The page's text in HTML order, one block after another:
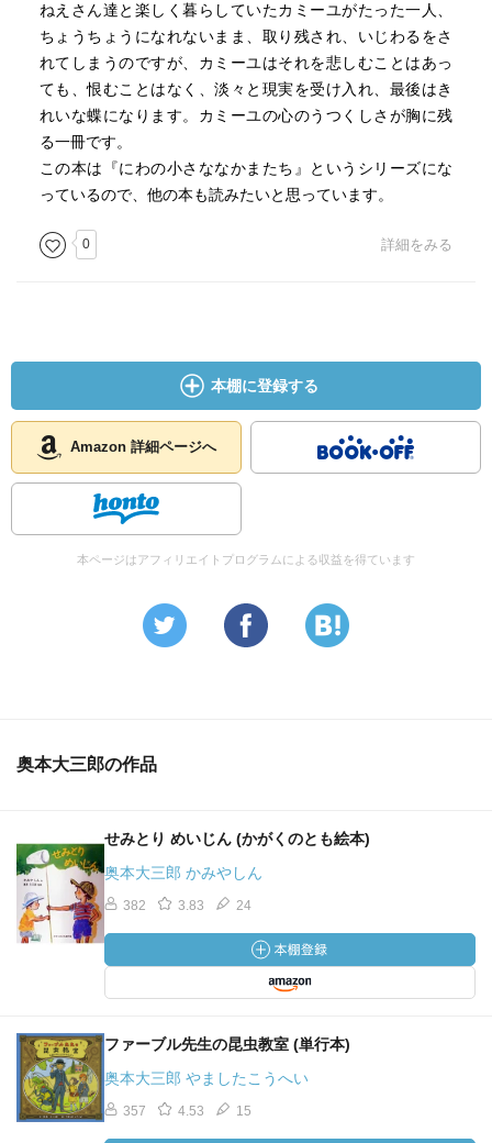
ねえさん達と楽しく暮らしていたカミーユがたった一人、
ちょうちょうになれないまま、取り残され、いじわるをさ
れてしまうのですが、カミーユはそれを悲しむことはあっ
ても、恨むことはなく、淡々と現実を受け入れ、最後はき
れいな蝶になります。カミーユの心のうつくしさが胸に残
る一冊です。
この本は『にわの小さななかまたち』というシリーズにな
っているので、他の本も読みたいと思っています。
0 詳細をみる
本棚に登録する
Amazon 詳細ページへ
本ページはアフィリエイトプログラムによる収益を得ています
奥本大三郎の作品
せみとり めいじん (かがくのとも絵本)
奥本大三郎 かみやしん
382 3.83 24
ファーブル先生の昆虫教室 (単行本)
奥本大三郎 やましたこうへい
357 4.53 15